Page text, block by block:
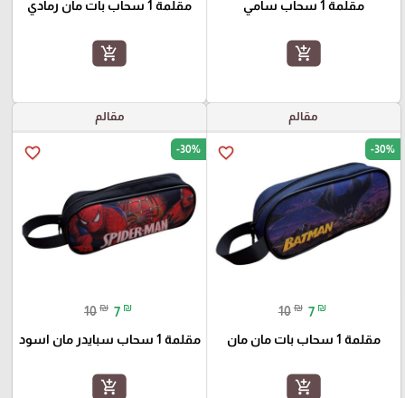
مقلمة 1 سحاب سامي
add_shopping_cart
مقلمة 1 سحاب بات مان رمادي
add_shopping_cart
مقالم
favorite_border -30%
10 ₪ 7 ₪
مقلمة 1 سحاب بات مان مان
add_shopping_cart
مقالم
favorite_border -30%
10 ₪ 7 ₪
مقلمة 1 سحاب سبايدر مان اسود
add_shopping_cart